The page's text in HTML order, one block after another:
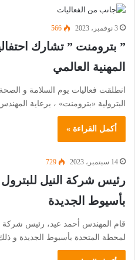
3 نوفمبر، 2023 566
” بترومنت ” تشارك
المهنية العالمي
انطلقت فعاليات يوم السلامة و
البترولية «بترومنت» ، برعاية
أكمل القراءة »
14 سبتمبر، 2023 729
رئيس شركة النيل
بأسيوط الجديدة
قام المهندس أحمد عيد، رئيس شركة
لمحطة المتحدة بأسيوط الجديدة و